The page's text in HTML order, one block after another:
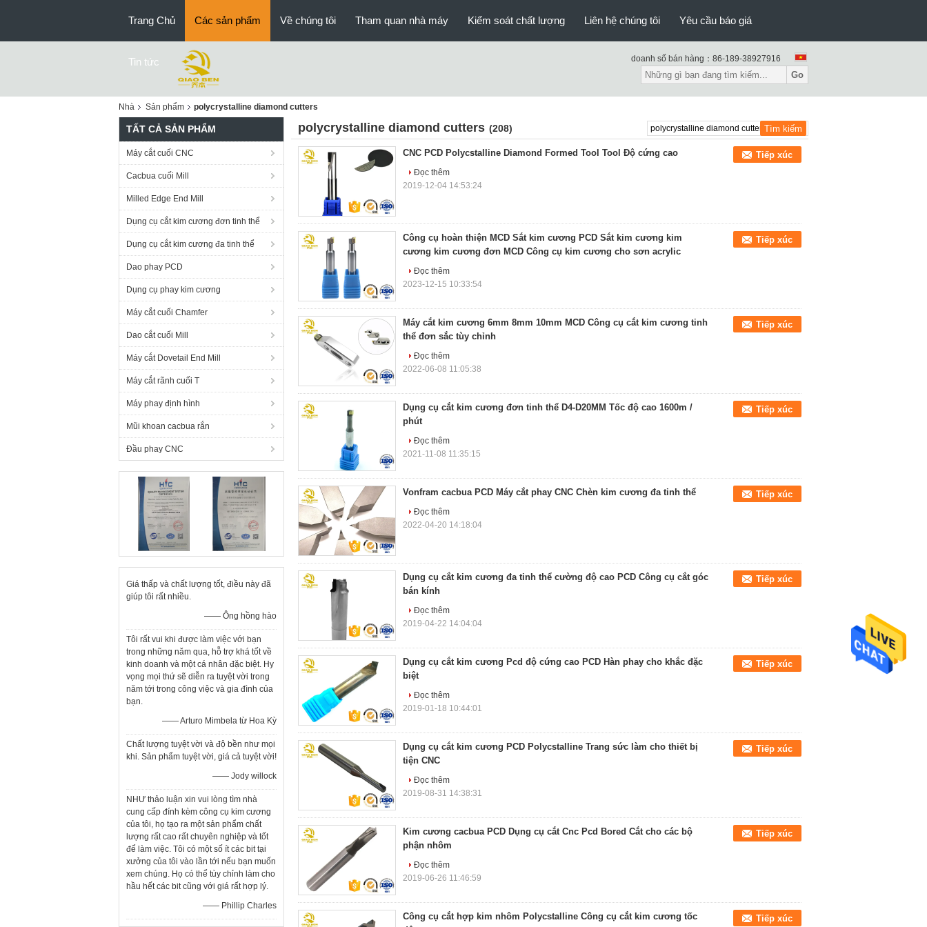
Trang Chủ Các sản phẩm Về chúng tôi Tham quan nhà máy Kiểm soát chất lượng Liên hệ chúng tôi Yêu cầu báo giá
Tin tức doanh số bán hàng： 86-189-38927916
Go
Nhà Sản phẩm polycrystalline diamond cutters
TẤT CẢ SẢN PHẨM
Máy cắt cuối CNC
Cacbua cuối Mill
Milled Edge End Mill
Dụng cụ cắt kim cương đơn tinh thể
Dụng cụ cắt kim cương đa tinh thể
Dao phay PCD
Dụng cụ phay kim cương
Máy cắt cuối Chamfer
Dao cắt cuối Mill
Máy cắt Dovetail End Mill
Máy cắt rãnh cuối T
Máy phay định hình
Mũi khoan cacbua rắn
Đầu phay CNC
Giá thấp và chất lượng tốt, điều này đã
giúp tôi rất nhiều.
—— Ông hồng hào
Tôi rất vui khi được làm việc với bạn
trong những năm qua, hỗ trợ khá tốt về
kinh doanh và một cá nhân đặc biệt. Hy
vọng mọi thứ sẽ diễn ra tuyệt vời trong
năm tới trong công việc và gia đình của
bạn.
—— Arturo Mimbela từ Hoa Kỳ
Chất lượng tuyệt vời và độ bền như mọi
khi. Sản phẩm tuyệt vời, giá cả tuyệt vời!
—— Jody willock
NHƯ thảo luận xin vui lòng tìm nhà
cung cấp đính kèm công cụ kim cương
của tôi, họ tạo ra một sản phẩm chất
lượng rất cao rất chuyên nghiệp và tốt
để làm việc. Tôi có một số ít các bit tại
xưởng của tôi vào lần tới nếu bạn muốn
xem chúng. Họ có thể tùy chỉnh làm cho
hầu hết các bit cũng với giá rất hợp lý.
—— Phillip Charles
polycrystalline diamond cutters (208)
CNC PCD Polycstalline Diamond Formed Tool Tool Độ cứng cao Tiếp xúc
Đọc thêm
2019-12-04 14:53:24
Công cụ hoàn thiện MCD Sắt kim cương PCD Sắt kim cương kim
cương kim cương đơn MCD Công cụ kim cương cho sơn acrylic
Tiếp xúc
Đọc thêm
2023-12-15 10:33:54
Máy cắt kim cương 6mm 8mm 10mm MCD Công cụ cắt kim cương tinh
thể đơn sắc tùy chỉnh
Tiếp xúc
Đọc thêm
2022-06-08 11:05:38
Dụng cụ cắt kim cương đơn tinh thể D4-D20MM Tốc độ cao 1600m /
phút
Tiếp xúc
Đọc thêm
2021-11-08 11:35:15
Vonfram cacbua PCD Máy cắt phay CNC Chèn kim cương đa tinh thể Tiếp xúc
Đọc thêm
2022-04-20 14:18:04
Dụng cụ cắt kim cương đa tinh thể cường độ cao PCD Công cụ cắt góc
bán kính
Tiếp xúc
Đọc thêm
2019-04-22 14:04:04
Dụng cụ cắt kim cương Pcd độ cứng cao PCD Hàn phay cho khắc đặc
biệt
Tiếp xúc
Đọc thêm
2019-01-18 10:44:01
Dụng cụ cắt kim cương PCD Polycstalline Trang sức làm cho thiết bị
tiện CNC
Tiếp xúc
Đọc thêm
2019-08-31 14:38:31
Kim cương cacbua PCD Dụng cụ cắt Cnc Pcd Bored Cắt cho các bộ
phận nhôm
Tiếp xúc
Đọc thêm
2019-06-26 11:46:59
Công cụ cắt hợp kim nhôm Polycstalline Công cụ cắt kim cương tốc
Tiếp xúc